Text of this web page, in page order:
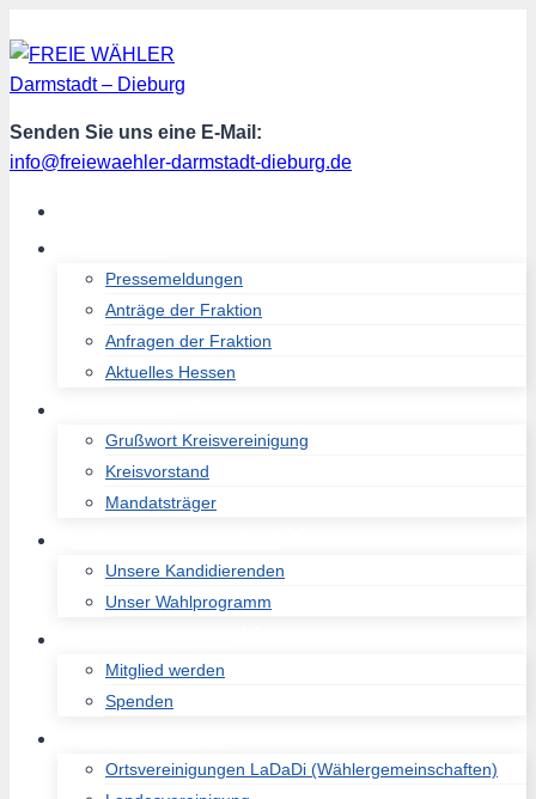
Inhalt
springen
Senden Sie uns eine E-Mail:
info@freiewaehler-darmstadt-dieburg.de
Pressemeldungen
Anträge der Fraktion
Anfragen der Fraktion
Aktuelles Hessen
Grußwort Kreisvereinigung
Kreisvorstand
Mandatsträger
Unsere Kandidierenden
Unser Wahlprogramm
Mitglied werden
Spenden
Ortsvereinigungen LaDaDi (Wählergemeinschaften)